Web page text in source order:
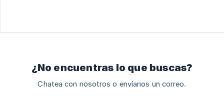
¿No encuentras lo que buscas?
Chatea con nosotros o envíanos un correo.